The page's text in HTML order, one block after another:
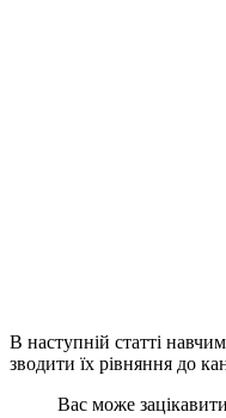
В наступній статті
зводити їх рівняння до
Вас може